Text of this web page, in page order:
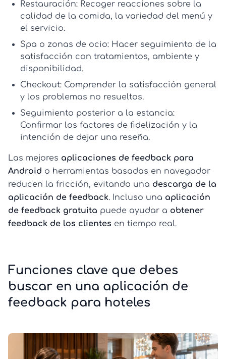
Restauración: Recoger reacciones sobre la
calidad de la comida, la variedad del menú y
el servicio.
Spa o zonas de ocio: Hacer seguimiento de la
satisfacción con tratamientos, ambiente y
disponibilidad.
Checkout: Comprender la satisfacción general
y los problemas no resueltos.
Seguimiento posterior a la estancia:
Confirmar los factores de fidelización y la
intención de dejar una reseña.
Las mejores aplicaciones de feedback para
Android o herramientas basadas en navegador
reducen la fricción, evitando una descarga de la
aplicación de feedback. Incluso una aplicación
de feedback gratuita puede ayudar a obtener
feedback de los clientes en tiempo real.
Funciones clave que debes
buscar en una aplicación de
feedback para hoteles